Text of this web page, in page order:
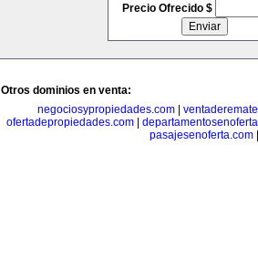
Precio Ofrecido $
Otros dominios en venta:
negociosypropiedades.com
ofertadepropiedades.com
pasajesenoferta.com